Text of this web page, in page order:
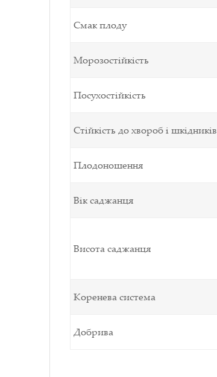
Смак плоду
Морозостійкість
Посухостійкість
Стійкість до хвороб і шкідників
Плодоношення
Вік саджанця
Висота саджанця
Коренева система
Добрива